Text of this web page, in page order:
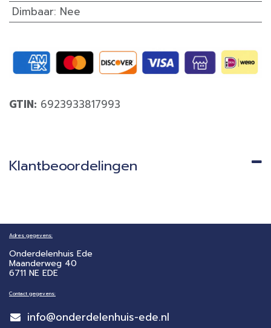
Dimbaar: Nee
GTIN: 6923933817993
Klantbeoordelingen
Adres gegevens:
Onderdelenhuis Ede
Maanderweg 40
6711 NE EDE
Contact gegevens:
info@onderdelenhuis-ede.nl